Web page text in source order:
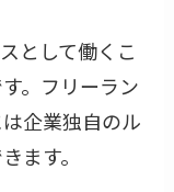
として働くこ
。フリーラン
企業独自のル
ます。